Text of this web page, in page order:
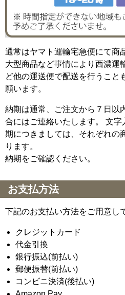
通常はヤマト運輸宅急便にて商
大型商品など事情により西濃運
ど他の運送便で配送を行うこと
願います。
納期は通常、ご注文から７日以
合にはご連絡いたします。 文
期につきましては、それぞれの
ります。
納期をご確認ください。
お支払方法
下記のお支払い方法をご用意し
クレジットカード
代金引換
銀行振込(前払い)
郵便振替(前払い)
コンビニ決済(後払い)